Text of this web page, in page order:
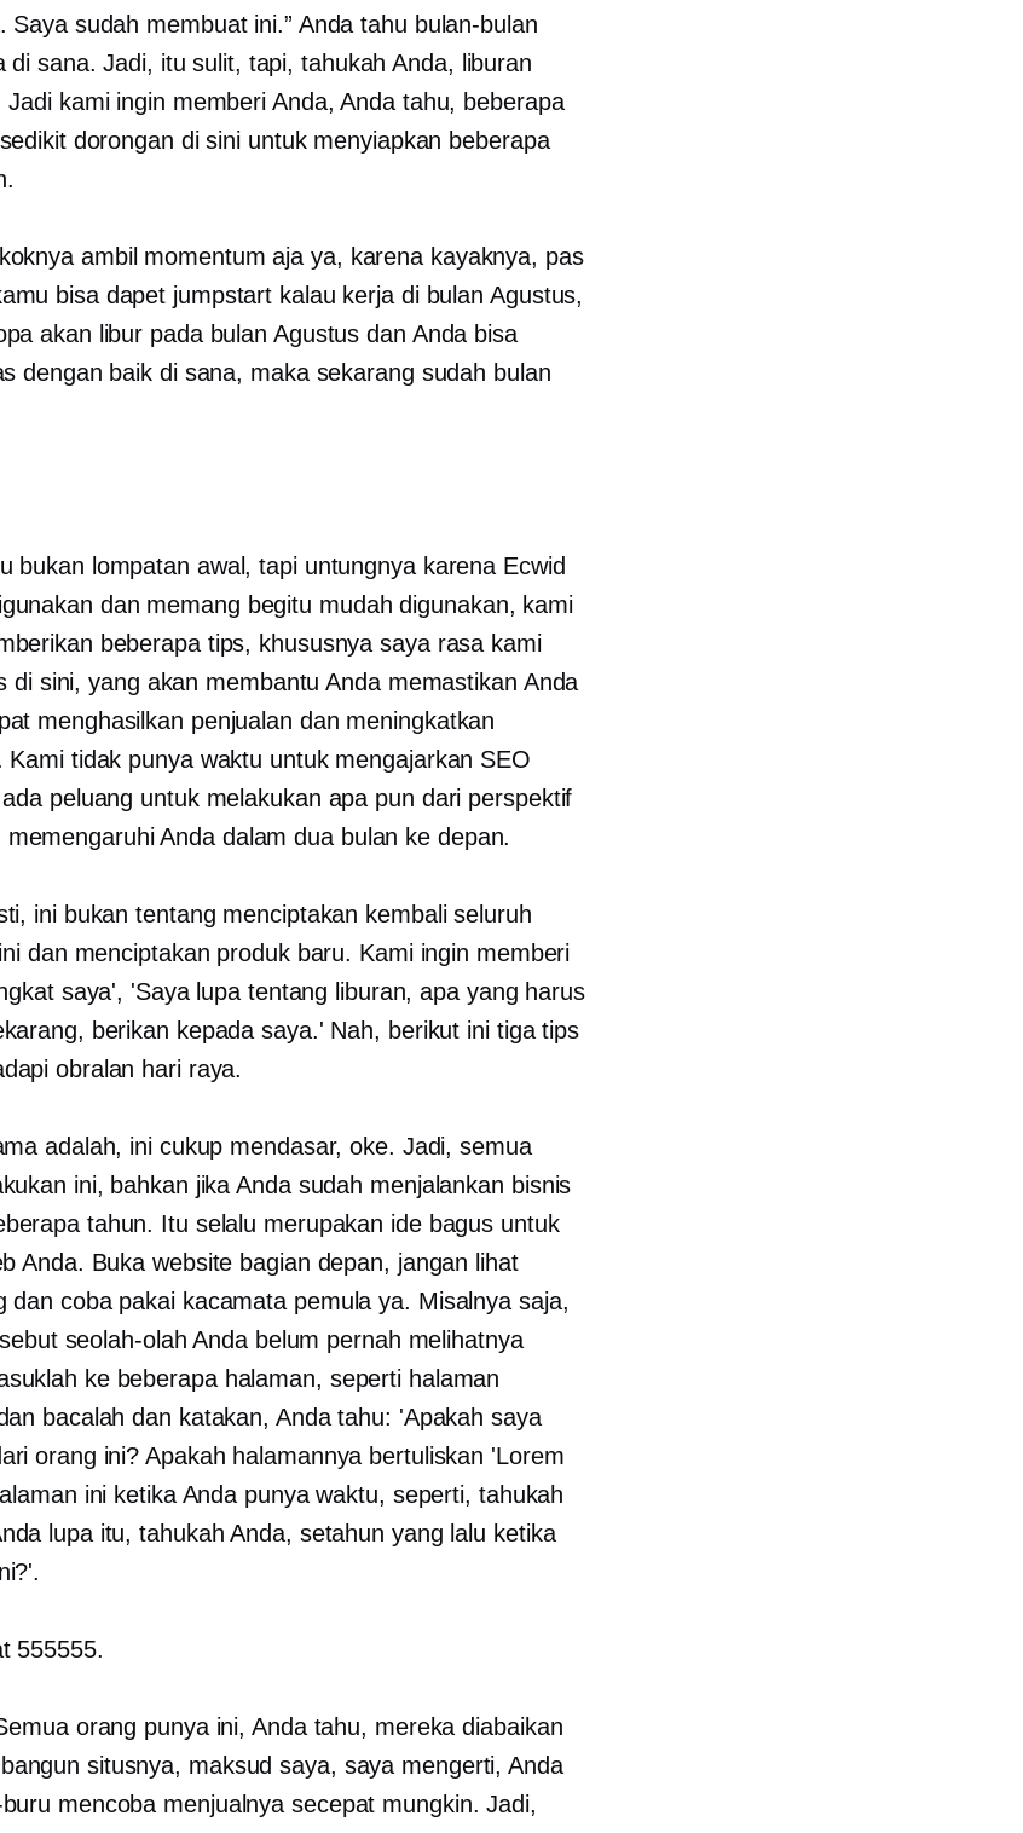
Saya sudah membuat ini.” Anda tahu bulan-bulan
di sana. Jadi, itu sulit, tapi, tahukah Anda, liburan
kami ingin memberi Anda, Anda tahu, beberapa
dorongan di sini untuk menyiapkan beberapa
ambil momentum aja ya, karena kayaknya, pas
bisa dapet jumpstart kalau kerja di bulan Agustus,
akan libur pada bulan Agustus dan Anda bisa
dengan baik di sana, maka sekarang sudah bulan
bukan lompatan awal, tapi untungnya karena Ecwid
dan memang begitu mudah digunakan, kami
beberapa tips, khususnya saya rasa kami
di sini, yang akan membantu Anda memastikan Anda
menghasilkan penjualan dan meningkatkan
Kami tidak punya waktu untuk mengajarkan SEO
peluang untuk melakukan apa pun dari perspektif
Anda dalam dua bulan ke depan.
ini bukan tentang menciptakan kembali seluruh
dan menciptakan produk baru. Kami ingin memberi
saya', 'Saya lupa tentang liburan, apa yang harus
berikan kepada saya.' Nah, berikut ini tiga tips
obralan hari raya.
adalah, ini cukup mendasar, oke. Jadi, semua
ini, bahkan jika Anda sudah menjalankan bisnis
tahun. Itu selalu merupakan ide bagus untuk
Anda. Buka website bagian depan, jangan lihat
dan coba pakai kacamata pemula ya. Misalnya saja,
seolah-olah Anda belum pernah melihatnya
ke beberapa halaman, seperti halaman
bacalah dan katakan, Anda tahu: 'Apakah saya
orang ini? Apakah halamannya bertuliskan 'Lorem
ini ketika Anda punya waktu, seperti, tahukah
lupa itu, tahukah Anda, setahun yang lalu ketika
555555.
orang punya ini, Anda tahu, mereka diabaikan
situsnya, maksud saya, saya mengerti, Anda
mencoba menjualnya secepat mungkin. Jadi,